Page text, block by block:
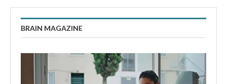
BRAIN MAGAZINE